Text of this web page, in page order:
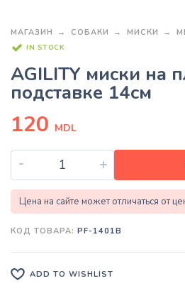
МАГАЗИН СОБАКИ МИСКИ
IN STOCK
AGILITY миски на
подставке 14см
120 MDL
- +
Цена на сайте может отличаться от
КОД ТОВАРА: PF-1401B
ADD TO WISHLIST